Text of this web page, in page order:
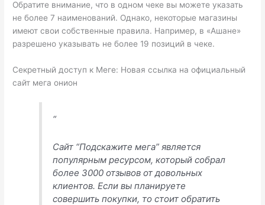
Обратите внимание, что в одном чеке вы можете указать
не более 7 наименований. Однако, некоторые магазины
имеют свои собственные правила. Например, в «Ашане»
разрешено указывать не более 19 позиций в чеке.
Секретный доступ к Меге: Новая ссылка на официальный
сайт мега онион
“
Сайт “Подскажите мега” является
популярным ресурсом, который собрал
более 3000 отзывов от довольных
клиентов. Если вы планируете
совершить покупки, то стоит обратить